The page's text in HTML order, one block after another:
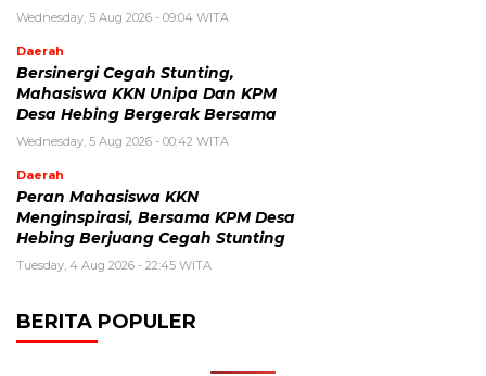
Wednesday, 5 Aug 2026 - 09:04 WITA
Daerah
Bersinergi Cegah Stunting,
Mahasiswa KKN Unipa Dan KPM
Desa Hebing Bergerak Bersama
Wednesday, 5 Aug 2026 - 00:42 WITA
Daerah
Peran Mahasiswa KKN
Menginspirasi, Bersama KPM Desa
Hebing Berjuang Cegah Stunting
Tuesday, 4 Aug 2026 - 22:45 WITA
BERITA POPULER